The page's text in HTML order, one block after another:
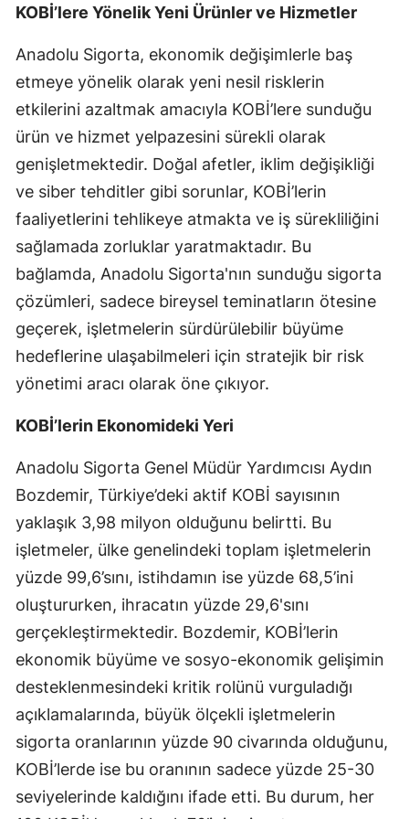
Mersin
İstanbul
İzmir
Kars
Kastamonu
Kayseri
Kırklareli
Kocaeli
Konya
Manisa
Kahramanmaraş
Mardin
Muğla
Muş
Nevşehir
Ordu
Rize
KOBİ’lere Yönelik Yeni Ürünler ve Hizmetler
Anadolu Sigorta, ekonomik değişimlerle baş
etmeye yönelik olarak yeni nesil risklerin
etkilerini azaltmak amacıyla KOBİ’lere sunduğu
ürün ve hizmet yelpazesini sürekli olarak
genişletmektedir. Doğal afetler, iklim değişikliği
ve siber tehditler gibi sorunlar, KOBİ’lerin
faaliyetlerini tehlikeye atmakta ve iş sürekliliğini
sağlamada zorluklar yaratmaktadır. Bu
bağlamda, Anadolu Sigorta'nın sunduğu sigorta
çözümleri, sadece bireysel teminatların ötesine
geçerek, işletmelerin sürdürülebilir büyüme
hedeflerine ulaşabilmeleri için stratejik bir risk
yönetimi aracı olarak öne çıkıyor.
KOBİ’lerin Ekonomideki Yeri
Anadolu Sigorta Genel Müdür Yardımcısı Aydın
Bozdemir, Türkiye’deki aktif KOBİ sayısının
yaklaşık 3,98 milyon olduğunu belirtti. Bu
işletmeler, ülke genelindeki toplam işletmelerin
yüzde 99,6’sını, istihdamın ise yüzde 68,5’ini
oluştururken, ihracatın yüzde 29,6'sını
gerçekleştirmektedir. Bozdemir, KOBİ’lerin
ekonomik büyüme ve sosyo-ekonomik gelişimin
desteklenmesindeki kritik rolünü vurguladığı
açıklamalarında, büyük ölçekli işletmelerin
sigorta oranlarının yüzde 90 civarında olduğunu,
KOBİ’lerde ise bu oranının sadece yüzde 25-30
seviyelerinde kaldığını ifade etti. Bu durum, her